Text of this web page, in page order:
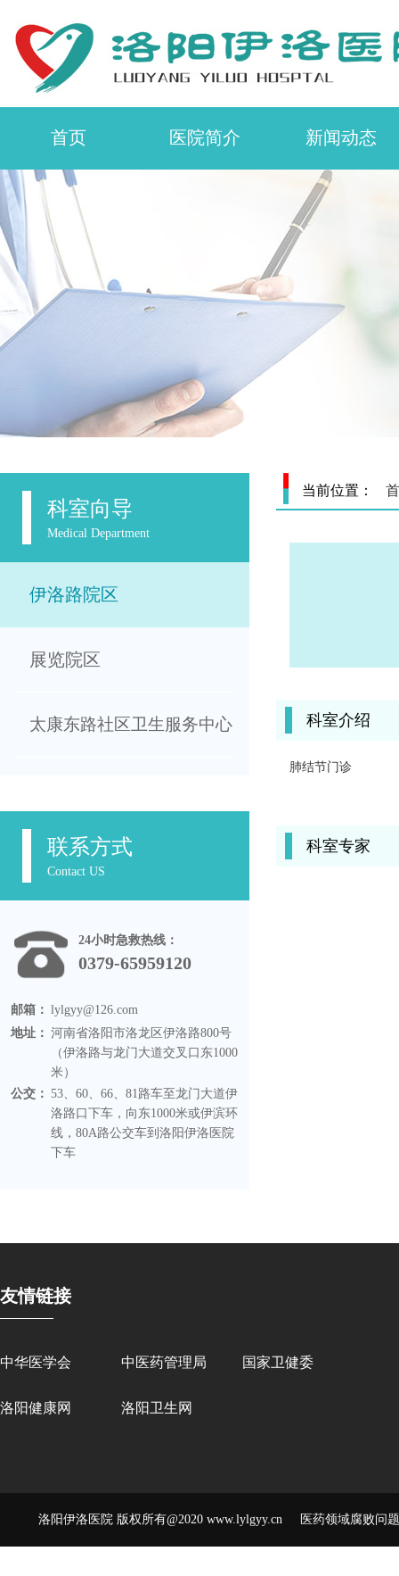
首页 医院简介 新闻动态
科室向导
Medical Department
伊洛路院区
展览院区
太康东路社区卫生服务中心
联系方式
Contact US
24小时急救热线：
0379-65959120
邮箱： lylgyy@126.com
地址： 河南省洛阳市洛龙区伊洛路800号
（伊洛路与龙门大道交叉口东1000
米）
公交： 53、60、66、81路车至龙门大道伊
洛路口下车，向东1000米或伊滨环
线，80A路公交车到洛阳伊洛医院
下车
当前位置：
科室介绍
肺结节门诊
科室专家
友情链接
中华医学会 中医药管理局 国家卫健委
洛阳健康网 洛阳卫生网
洛阳伊洛医院 版权所有@2020 www.lylgyy.cn 医药领域腐败